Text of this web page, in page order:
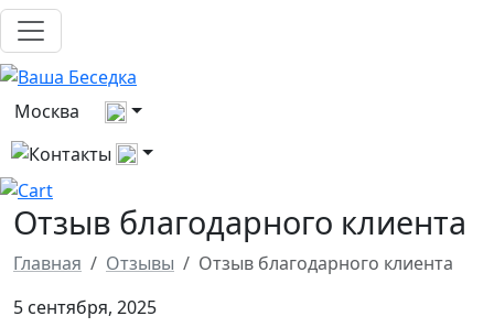
Москва
Выберите город
Все контакты
Отзыв благодарного клиента
Главная Отзывы
Отзыв благодарного клиента
5 сентября, 2025